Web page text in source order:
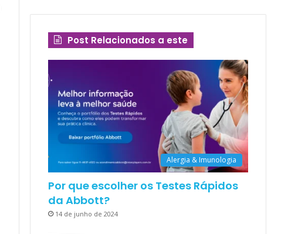
Post Relacionados a este
Alergia & Imunologia
Por que escolher os Testes Rápidos
da Abbott?
14 de junho de 2024